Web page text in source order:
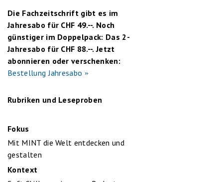
Die Fachzeitschrift gibt es im
Jahresabo für CHF 49.--. Noch
günstiger im Doppelpack: Das 2-
Jahresabo für CHF 88.--. Jetzt
abonnieren oder verschenken:
Bestellung Jahresabo
Rubriken und Leseproben
Fokus
Mit MINT die Welt entdecken und
gestalten
Kontext